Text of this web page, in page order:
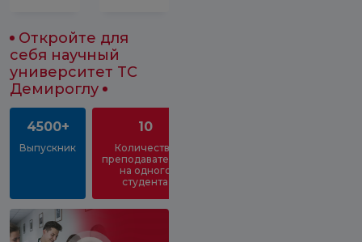
Откройте для
себя научный
университет TC
Демироглу
4500+
Выпускник
10
Количество
преподавателей
на одного
студента